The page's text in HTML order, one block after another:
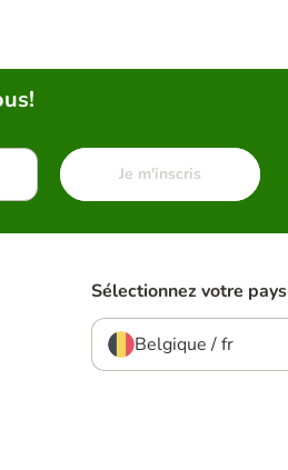
Je m'inscris
Sélectionnez votre pays
Belgique / fr